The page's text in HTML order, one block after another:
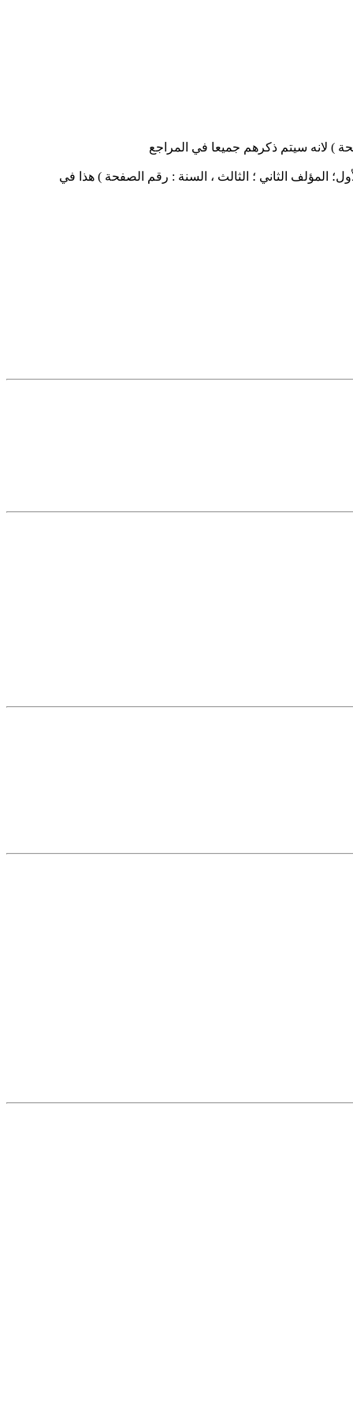
) لانه سيتم ذكرهم جميعا في المراجع
المؤلف الثاني ؛ الثالث ، السنة : رقم الصفحة ) هذا في